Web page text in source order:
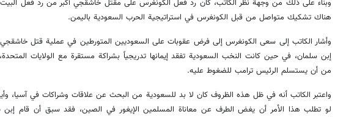
وبناء على ذلك من وجهة نظر الكاتب، كان رد فعل الكونغرس على مقتل خاشقجي أكبر من رد فعل البيت
هناك تشكيك متواصل من قبل الكونغرس في استراتيجية الحرب السعودية باليمن.
وأشار الكاتب إلى سعى الكونغرس إلى فرض عقوبات على السعوديين المتورطين في عملية قتل
إبن سلمان، في حين كانت النخب السعودية تفقد إيمانها تدريجياً بشراكة مستقرة مع الولايات
من أن يستسلم الرئيس ترامب للضغوط عليه.
واعتبر الكاتب أنه في ظل هذه الظروف كان لا بد للسعودية من البحث عن علاقات وشراكات في آسيا،
لو تطلب هذا الأمر أن يغض الطرف عن معاناة المسلمين الإيغور في الصين، فقد سبق أن قام إبن